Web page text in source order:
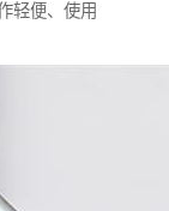
轻便、使用